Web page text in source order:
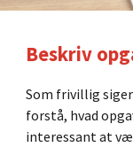
Beskriv
Som frivillig
forstå, hvad
interessant at